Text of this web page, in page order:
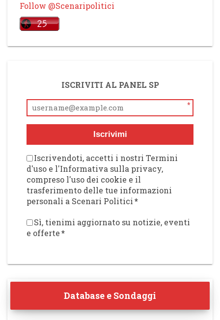
Follow @Scenaripolitici
ISCRIVITI AL PANEL SP
*
Iscrivimi
Iscrivendoti, accetti i nostri Termini
d'uso e l'Informativa sulla privacy,
compreso l'uso dei cookie e il
trasferimento delle tue informazioni
personali a Scenari Politici*
Sì, tienimi aggiornato su notizie, eventi
e offerte*
Database e Sondaggi